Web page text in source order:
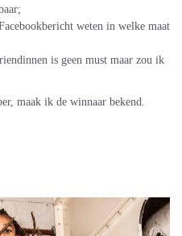
weten in welke maat
is geen must maar zou ik
maak ik de winnaar bekend.